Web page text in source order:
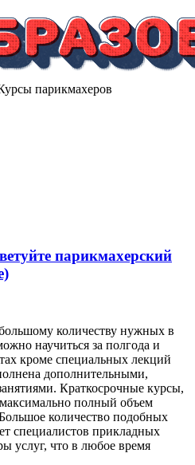
парикмахеров
парикмахерский
количеству нужных в
научиться за полгода и
кроме специальных лекций
дополнительными,
Краткосрочные курсы,
полный объем
количество подобных
специалистов прикладных
услуг, что в любое время